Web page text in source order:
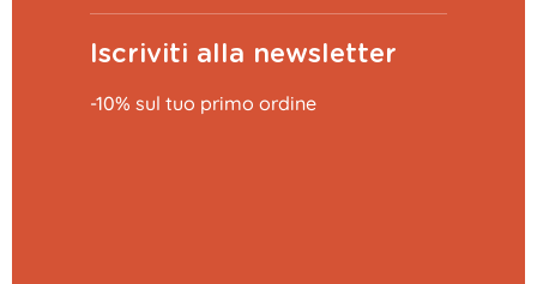
Iscriviti alla newsletter
-10% sul tuo primo ordine